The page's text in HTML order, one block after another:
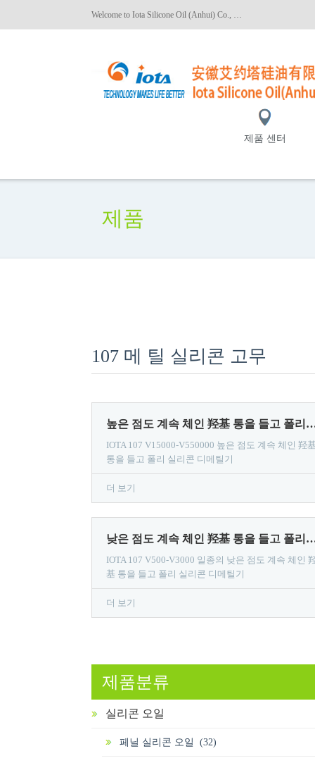
Welcome to Iota Silicone Oil (Anhui) Co., Ltd.!
제품 센터
제품
107 메 틸 실리콘 고무
높은 점도 계속 체인 羟基 통을 들고 폴리 디메틸기 실리
IOTA 107 V15000-V550000 높은 점도 계속 체인 羟
통을 들고 폴리 실리콘 디메틸기
더 보기
낮은 점도 계속 체인 羟基 통을 들고 폴리 디메틸기
IOTA 107 V500-V3000 일종의 낮은 점도 계속 체인
基 통을 들고 폴리 실리콘 디메틸기
더 보기
제품분류
실리콘 오일
페닐 실리콘 오일 (32)